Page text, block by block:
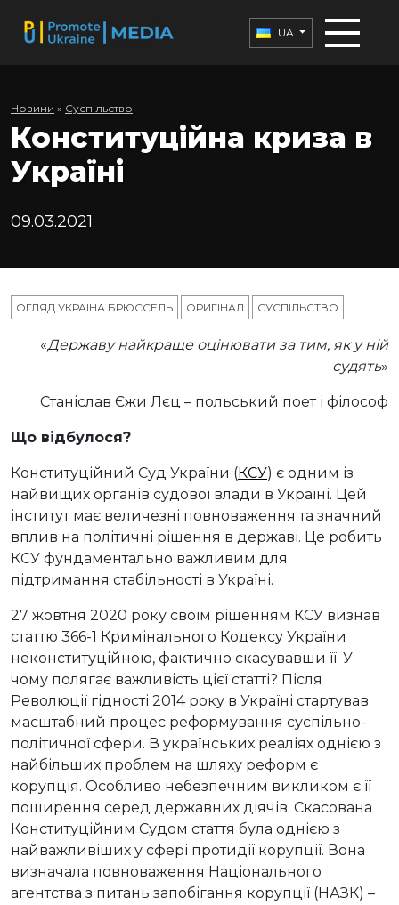
UA
Новини » Суспільство
Конституційна криза в
Україні
09.03.2021
ОГЛЯД УКРАЇНА БРЮССЕЛЬ ОРИГІНАЛ СУСПІЛЬСТВО
«Державу найкраще оцінювати за тим, як у ній
судять»
Станіслав Єжи Лєц – польський поет і філософ
Що відбулося?
Конституційний Суд України (КСУ) є одним із
найвищих органів судової влади в Україні. Цей
інститут має величезні повноваження та значний
вплив на політичні рішення в державі. Це робить
КСУ фундаментально важливим для
підтримання стабільності в Україні.
27 жовтня 2020 року своїм рішенням КСУ визнав
статтю 366-1 Кримінального Кодексу України
неконституційною, фактично скасувавши її. У
чому полягає важливість цієї статті? Після
Революції гідності 2014 року в Україні стартував
масштабний процес реформування суспільно-
політичної сфери. В українських реаліях однією з
найбільших проблем на шляху реформ є
корупція. Особливо небезпечним викликом є її
поширення серед державних діячів. Скасована
Конституційним Судом стаття була однією з
найважливіших у сфері протидії корупції. Вона
визначала повноваження Національного
агентства з питань запобігання корупції (НАЗК) –